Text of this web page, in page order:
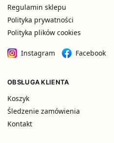
Regulamin sklepu
Polityka prywatności
Polityka plików cookies
Instagram Facebook
OBSŁUGA KLIENTA
Koszyk
Śledzenie zamówienia
Kontakt